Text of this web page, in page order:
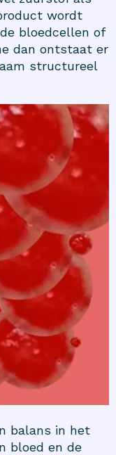
wordt
bloedcellen of
dan ontstaat er
structureel
balans in het
bloed en de